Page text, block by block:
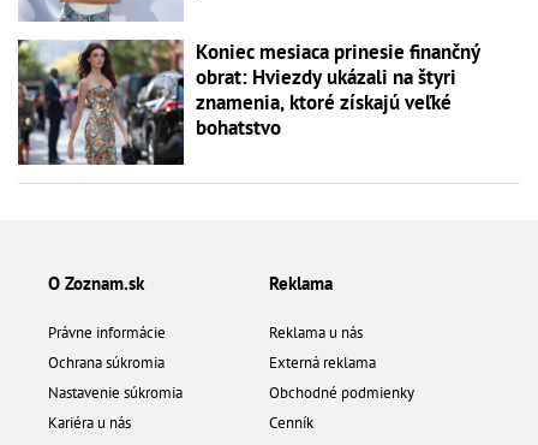
Koniec mesiaca prinesie finančný
obrat: Hviezdy ukázali na štyri
znamenia, ktoré získajú veľké
bohatstvo
O Zoznam.sk
Právne informácie
Ochrana súkromia
Nastavenie súkromia
Kariéra u nás
Reklama
Reklama u nás
Externá reklama
Obchodné podmienky
Cenník